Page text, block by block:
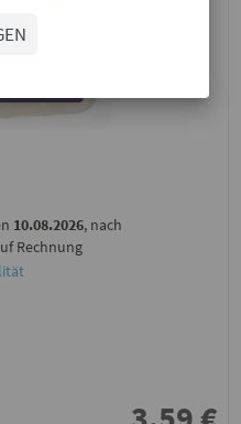
10.08.2026, nach
Rechnung